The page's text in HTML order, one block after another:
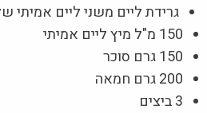
גרידת ליים משני ליים אמיתי
150 מ"ל מיץ ליים אמיתי
150 גרם סוכר
200 גרם חמאה
3 ביצים